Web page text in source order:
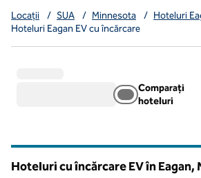
Locații / SUA / Minnesota / Hoteluri
Hoteluri Eagan EV cu încărcare
Comparați
hoteluri
Hoteluri cu încărcare EV în Eagan,